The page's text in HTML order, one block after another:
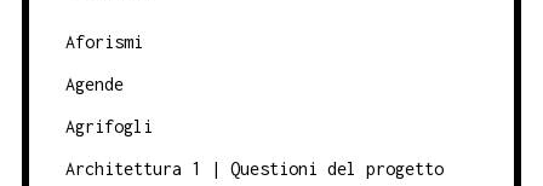
Aforismi
Agende
Agrifogli
Architettura 1 | Questioni del progetto